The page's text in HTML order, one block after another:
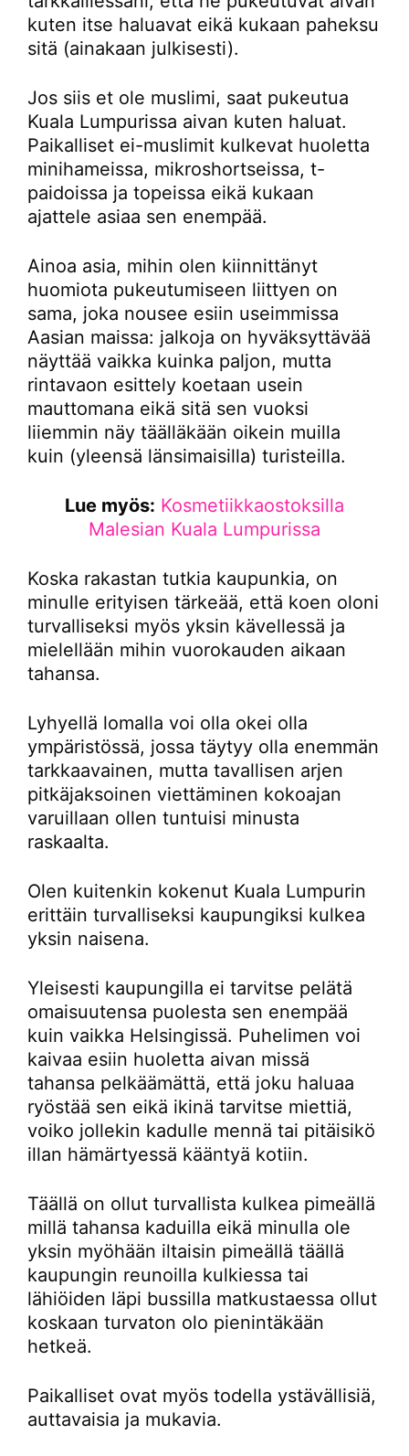
kuten itse haluavat eikä kukaan paheksu
sitä (ainakaan julkisesti).
Jos siis et ole muslimi, saat pukeutua
Kuala Lumpurissa aivan kuten haluat.
Paikalliset ei-muslimit kulkevat huoletta
minihameissa, mikroshortseissa, t-
paidoissa ja topeissa eikä kukaan
ajattele asiaa sen enempää.
Ainoa asia, mihin olen kiinnittänyt
huomiota pukeutumiseen liittyen on
sama, joka nousee esiin useimmissa
Aasian maissa: jalkoja on hyväksyttävää
näyttää vaikka kuinka paljon, mutta
rintavaon esittely koetaan usein
mauttomana eikä sitä sen vuoksi
liiemmin näy täälläkään oikein muilla
kuin (yleensä länsimaisilla) turisteilla.
Lue myös: Kosmetiikkaostoksilla
Malesian Kuala Lumpurissa
Koska rakastan tutkia kaupunkia, on
minulle erityisen tärkeää, että koen oloni
turvalliseksi myös yksin kävellessä ja
mielellään mihin vuorokauden aikaan
tahansa.
Lyhyellä lomalla voi olla okei olla
ympäristössä, jossa täytyy olla enemmän
tarkkaavainen, mutta tavallisen arjen
pitkäjaksoinen viettäminen kokoajan
varuillaan ollen tuntuisi minusta
raskaalta.
Olen kuitenkin kokenut Kuala Lumpurin
erittäin turvalliseksi kaupungiksi kulkea
yksin naisena.
Yleisesti kaupungilla ei tarvitse pelätä
omaisuutensa puolesta sen enempää
kuin vaikka Helsingissä. Puhelimen voi
kaivaa esiin huoletta aivan missä
tahansa pelkäämättä, että joku haluaa
ryöstää sen eikä ikinä tarvitse miettiä,
voiko jollekin kadulle mennä tai pitäisikö
illan hämärtyessä kääntyä kotiin.
Täällä on ollut turvallista kulkea pimeällä
millä tahansa kaduilla eikä minulla ole
yksin myöhään iltaisin pimeällä täällä
kaupungin reunoilla kulkiessa tai
lähiöiden läpi bussilla matkustaessa ollut
koskaan turvaton olo pienintäkään
hetkeä.
Paikalliset ovat myös todella ystävällisiä,
auttavaisia ja mukavia.